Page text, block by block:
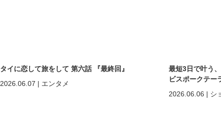
タイに恋して旅をして 第六話 『最終回』
2026.06.07 | エンタメ
最短3日で叶う
ビスポークテ
2026.06.06 | シ